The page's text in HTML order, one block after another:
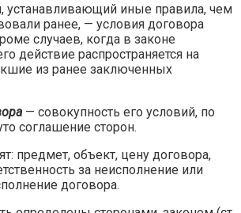
устанавливающий иные правила, чем
ранее, — условия договора
случаев, когда в законе
действие распространяется на
из ранее заключенных
— совокупность его условий, по
соглашение сторон.
предмет, объект, цену договора,
за неисполнение или
договора.